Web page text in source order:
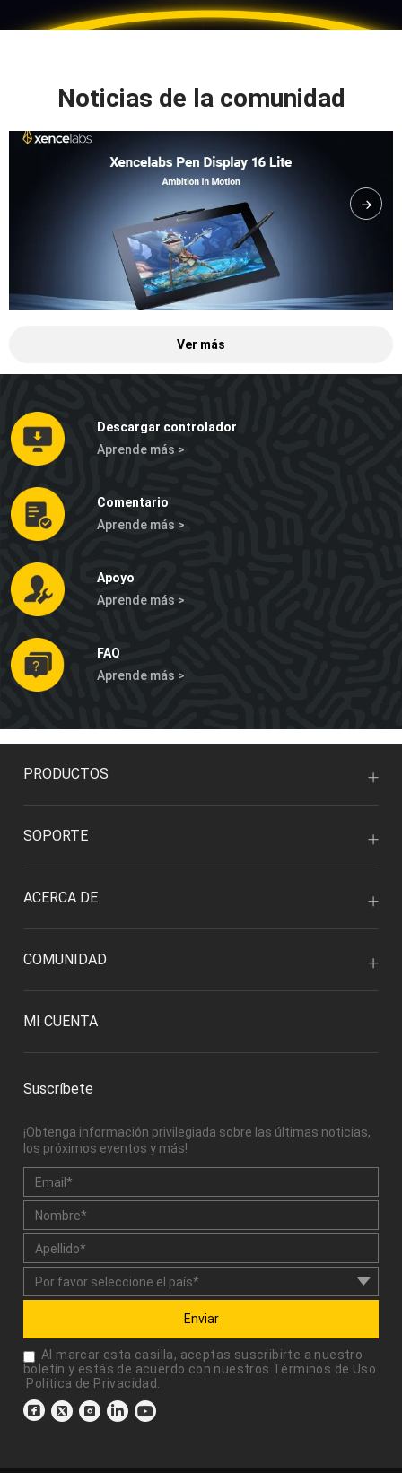
Noticias de la comunidad
Ver más
Descargar controlador
Aprende más >
Comentario
Aprende más >
Apoyo
Aprende más >
FAQ
Aprende más >
PRODUCTOS
SOPORTE
ACERCA DE
COMUNIDAD
MI CUENTA
Suscríbete
¡Obtenga información privilegiada sobre las últimas noticias,
los próximos eventos y más!
Enviar
Al marcar esta casilla, aceptas suscribirte a nuestro
boletín y estás de acuerdo con nuestros Términos de Uso
Política de Privacidad.